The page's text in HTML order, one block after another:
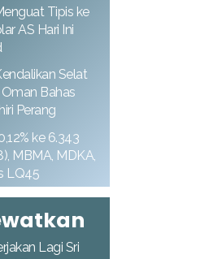
Tipis ke
AS Hari Ini
Selat
Bahas
Perang
ke 6.343
MBMA, MDKA,
LQ45
Lagi Sri